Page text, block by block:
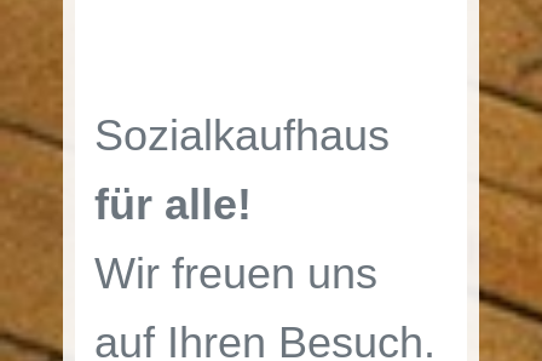
Sozialkaufhaus
für alle!
Wir freuen uns
auf Ihren Besuch.